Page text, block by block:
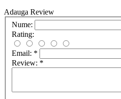
Adauga Review
Nume:
Rating:
Email: *
Review: *